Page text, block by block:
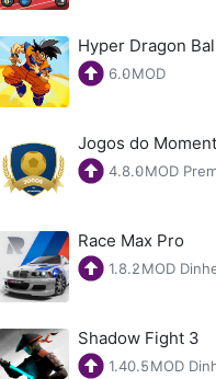
Hyper Dragon
6.0
· MOD
Jogos do
4.8.0
· MOD
Race Max Pro
1.8.2
· MOD
Shadow Fight 3
1.40.5
· MOD